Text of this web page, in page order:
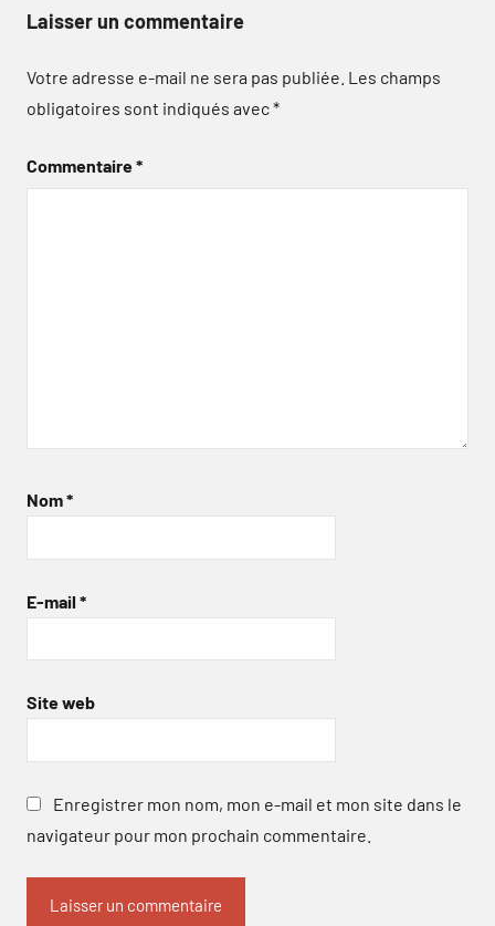
Laisser un commentaire
Votre adresse e-mail ne sera pas publiée. Les champs
obligatoires sont indiqués avec*
Commentaire*
Nom*
E-mail *
Site web
Enregistrer mon nom, mon e-mail et mon site dans le
navigateur pour mon prochain commentaire.